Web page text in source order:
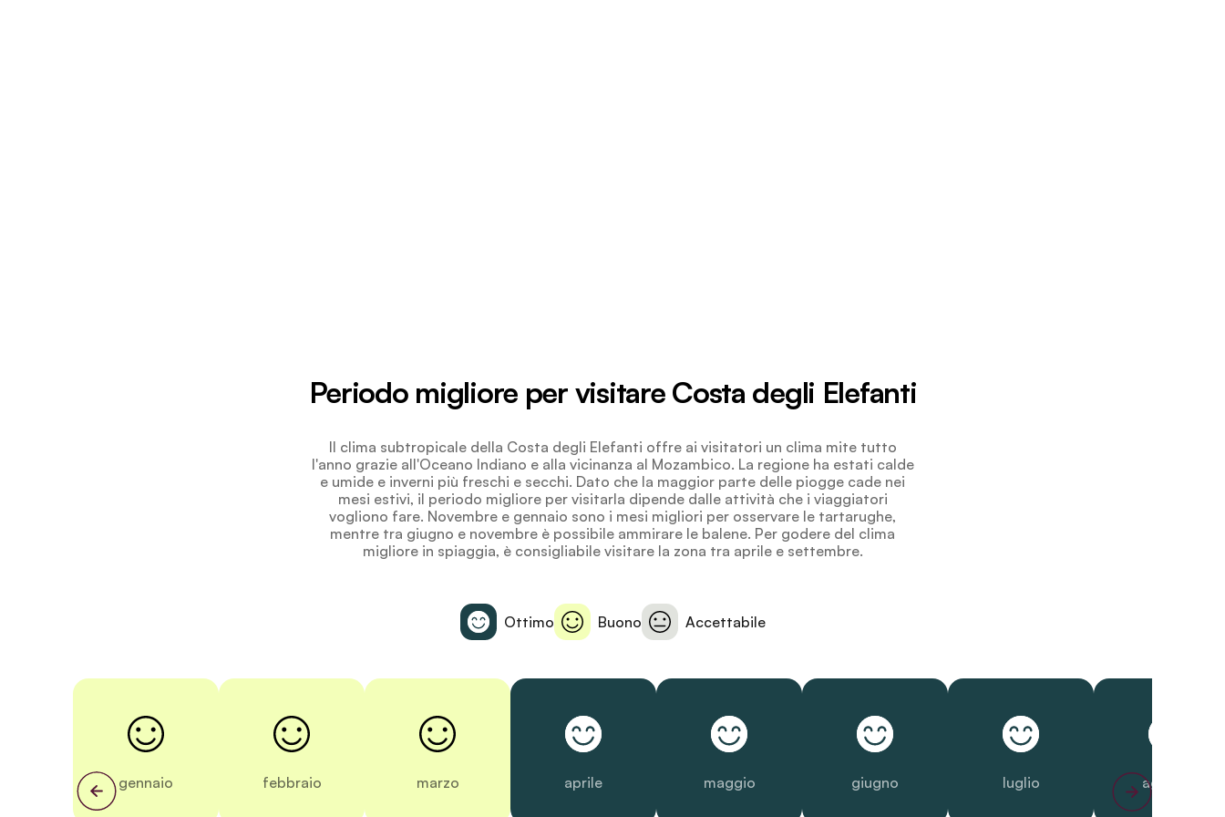
Periodo migliore per visitare Costa degli Elefanti
Il clima subtropicale della Costa degli Elefanti offre ai visitatori un clima mite tutto
l'anno grazie all'Oceano Indiano e alla vicinanza al Mozambico. La regione ha estati calde
e umide e inverni più freschi e secchi. Dato che la maggior parte delle piogge cade nei
mesi estivi, il periodo migliore per visitarla dipende dalle attività che i viaggiatori
vogliono fare. Novembre e gennaio sono i mesi migliori per osservare le tartarughe,
mentre tra giugno e novembre è possibile ammirare le balene. Per godere del clima
migliore in spiaggia, è consigliabile visitare la zona tra aprile e settembre.
Ottimo Buono Accettabile
gennaio febbraio marzo aprile maggio giugno luglio agosto